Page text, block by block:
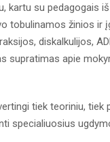
kartu su pedagogais
tobulinamos žinios ir
diskalkulijos,
supratimas apie
tiek teoriniu,
specialiuosius